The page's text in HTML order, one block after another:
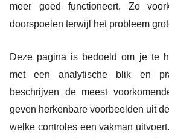
meer goed functioneert. Zo
doorspoelen terwijl het probleem
Deze pagina is bedoeld om je te
met een analytische blik en
beschrijven de meest
geven herkenbare voorbeelden uit
welke controles een vakman